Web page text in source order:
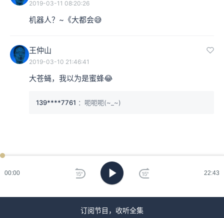
00:00 22:43
2019-03-11 08:20:26
机器人？~《大都会😅
王仲山
2019-03-10 21:46:41
大苍蝇，我以为是蜜蜂😂
139****7761 ：呃呃呃(~_~)
订阅节目，收听全集